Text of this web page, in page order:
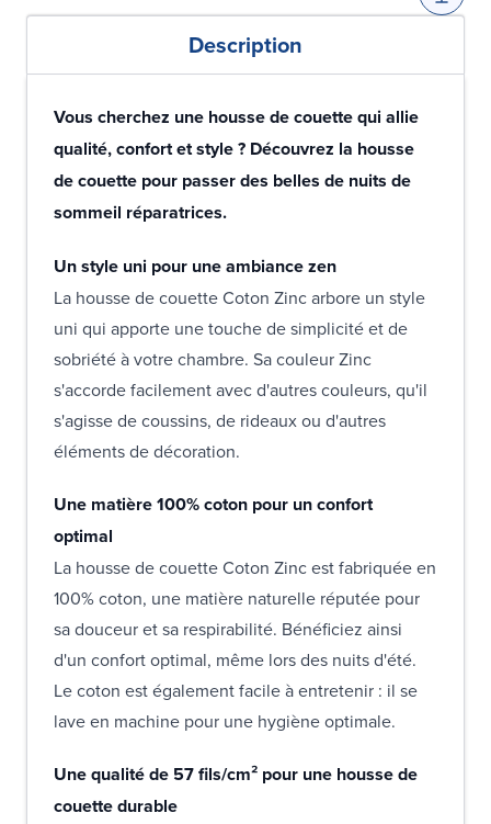
Description
Vous cherchez une housse de couette qui allie
qualité, confort et style ? Découvrez la housse
de couette pour passer des belles de nuits de
sommeil réparatrices.
Un style uni pour une ambiance zen
La housse de couette Coton Zinc arbore un style
uni qui apporte une touche de simplicité et de
sobriété à votre chambre. Sa couleur Zinc
s'accorde facilement avec d'autres couleurs, qu'il
s'agisse de coussins, de rideaux ou d'autres
éléments de décoration.
Une matière 100% coton pour un confort
optimal
La housse de couette Coton Zinc est fabriquée en
100% coton, une matière naturelle réputée pour
sa douceur et sa respirabilité. Bénéficiez ainsi
d'un confort optimal, même lors des nuits d'été.
Le coton est également facile à entretenir : il se
lave en machine pour une hygiène optimale.
Une qualité de 57 fils/cm² pour une housse de
couette durable